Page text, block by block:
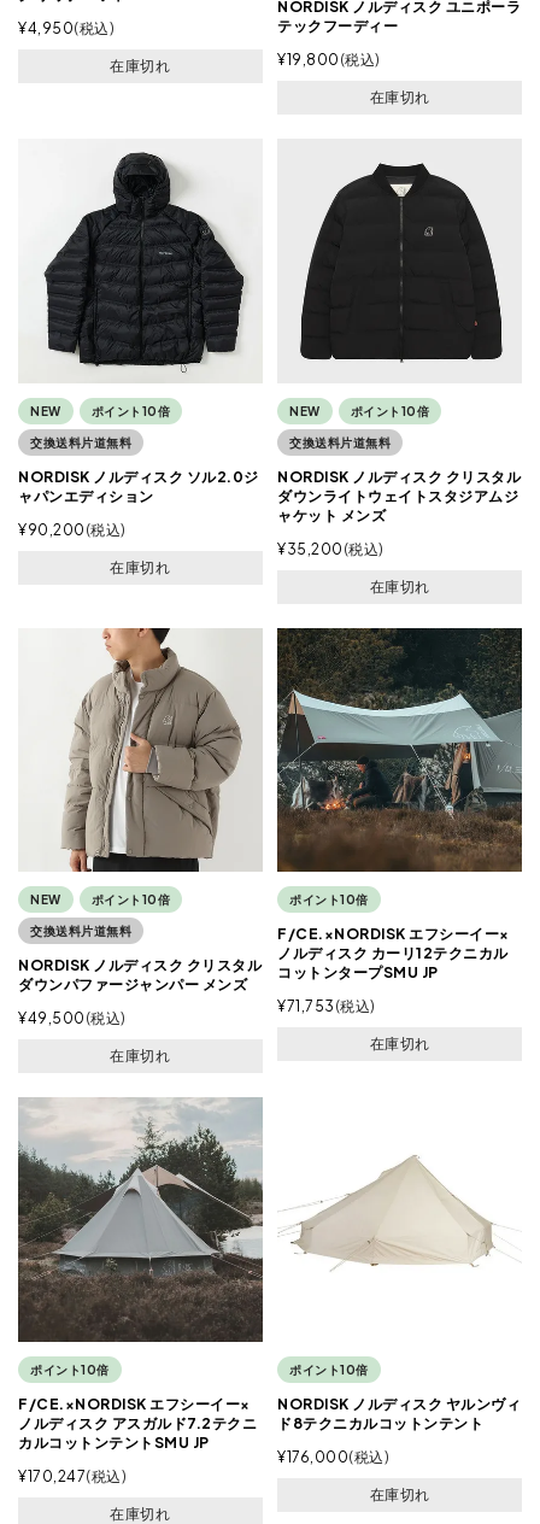
¥4,950 税込
在庫切れ
NORDISK ノルディスク ユニポーラ
テックフーディー
¥19,800 税込
在庫切れ
NEW ポイント10倍
交換送料片道無料
NORDISK ノルディスク ソル2.0ジ
ャパンエディション
¥90,200 税込
在庫切れ
NEW ポイント10倍
交換送料片道無料
NORDISK ノルディスク クリスタル
ダウンライトウェイトスタジアムジ
ャケット メンズ
¥35,200 税込
在庫切れ
NEW ポイント10倍
交換送料片道無料
NORDISK ノルディスク クリスタル
ダウンパファージャンパー メンズ
¥49,500 税込
在庫切れ
ポイント10倍
F/CE.×NORDISK エフシーイー×
ノルディスク カーリ12テクニカル
コットンタープSMU JP
¥71,753 税込
在庫切れ
ポイント10倍
F/CE.×NORDISK エフシーイー×
ノルディスク アスガルド7.2テクニ
カルコットンテントSMU JP
¥170,247 税込
在庫切れ
ポイント10倍
NORDISK ノルディスク ヤルンヴィ
ド8テクニカルコットンテント
¥176,000 税込
在庫切れ